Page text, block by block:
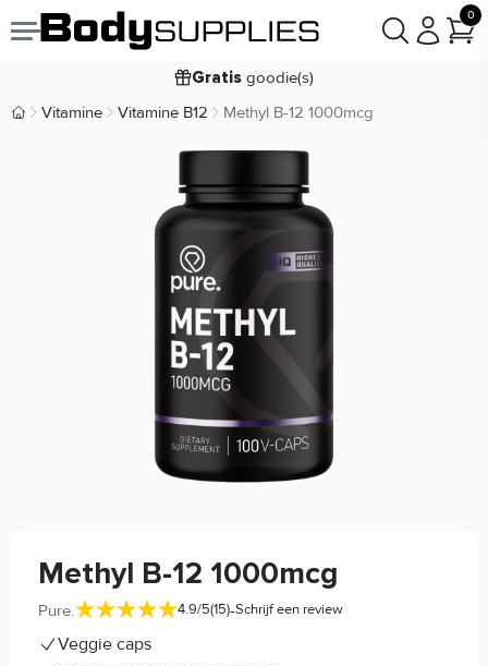
0
Voor 19:00 besteld,morgen bezorgd
Gratis goodie(s)
Laagsteprijsgarantie
Body Supplies | Sportvoeding en Supplementen
Vitamine Vitamine B12 Methyl B-12 1000mcg
Methyl B-12 1000mcg
Pure. 4.9/5(15)-Schrijf een review
Veggie caps